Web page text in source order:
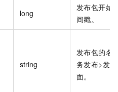
long
发布包开始
间戳。
string
发布包的名
务发布>发
面。